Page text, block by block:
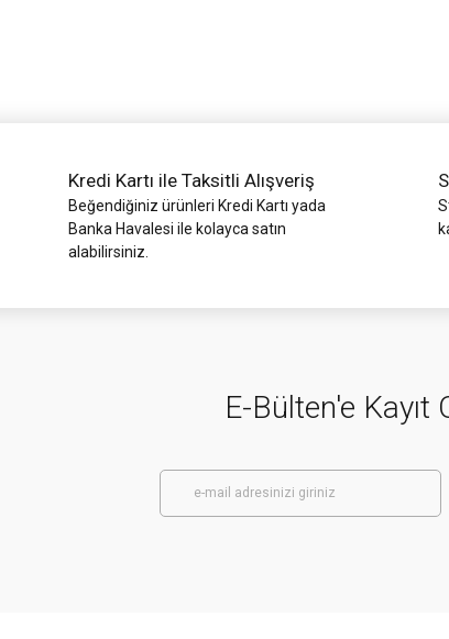
Kredi Kartı ile Taksitli Alışveriş
Beğendiğiniz ürünleri Kredi Kartı yada
Banka Havalesi ile kolayca satın
alabilirsiniz.
E-Bülten'e Kayıt